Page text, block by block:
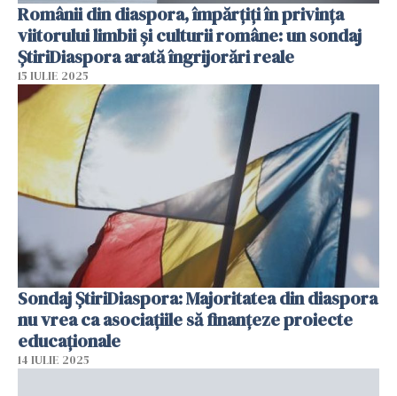
Românii din diaspora, împărțiți în privința
viitorului limbii și culturii române: un sondaj
ȘtiriDiaspora arată îngrijorări reale
15 IULIE 2025
Sondaj ȘtiriDiaspora: Majoritatea din diaspora
nu vrea ca asociațiile să finanțeze proiecte
educaționale
14 IULIE 2025